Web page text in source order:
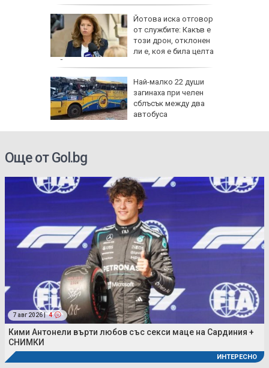
Йотова иска отговор
от службите: Какъв е
този дрон, отклонен
ли е, коя е била целта
му?
Най-малко 22 души
загинаха при челен
сблъсък между два
автобуса
Още от Gol.bg
7 авг 2026 | 4
Кими Антонели върти любов със секси маце на Сардиния +
СНИМКИ
ИНТЕРЕСНО